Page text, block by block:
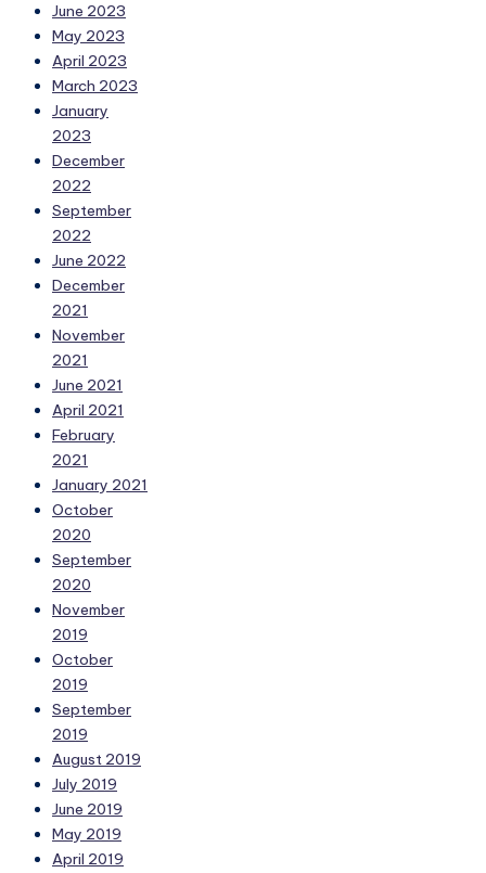
June 2023
May 2023
April 2023
March 2023
January
2023
December
2022
September
2022
June 2022
December
2021
November
2021
June 2021
April 2021
February
2021
January 2021
October
2020
September
2020
November
2019
October
2019
September
2019
August 2019
July 2019
June 2019
May 2019
April 2019